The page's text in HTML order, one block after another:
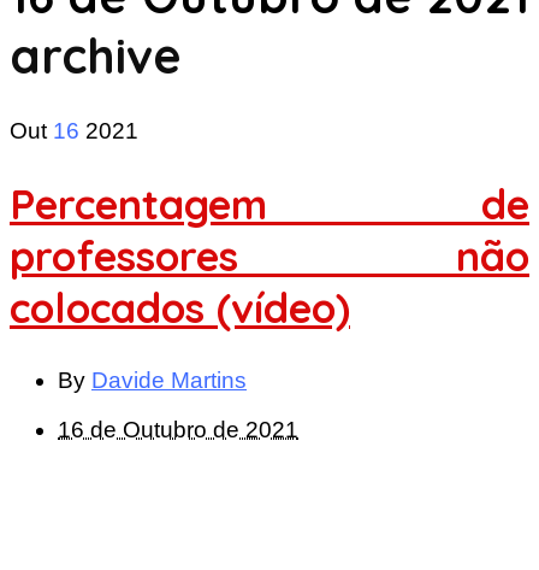
archive
Out 16 2021
Percentagem de
professores não
colocados (vídeo)
By Davide Martins
16 de Outubro de 2021